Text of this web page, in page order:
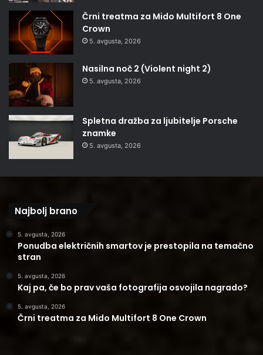
Črni treatma za Mido Multifort 8 One
Crown
5. avgusta, 2026
Nasilna noč 2 (Violent night 2)
5. avgusta, 2026
Spletna dražba za ljubitelje Porsche
znamke
5. avgusta, 2026
Najbolj brano
5. avgusta, 2026
Ponudba električnih smartov je prestopila na temačno
stran
5. avgusta, 2026
Kaj pa, če bo prav vaša fotografija osvojila nagrado?
5. avgusta, 2026
Črni treatma za Mido Multifort 8 One Crown